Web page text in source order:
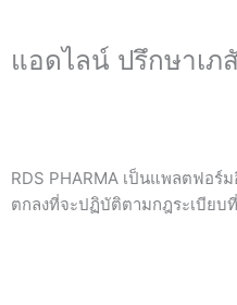
แอดไลน์ ปรึกษาเภ
RDS PHARMA เป็นแพลตฟอ
ตกลงที่จะปฏิบัติตามกฎระเบียบ